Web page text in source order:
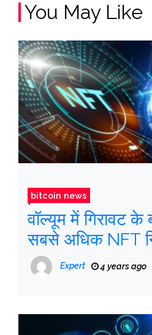
You May Like
bitcoin news
वॉल्यूम में गिरावट
सबसे अधिक NFT
था
Expert 4 years ago